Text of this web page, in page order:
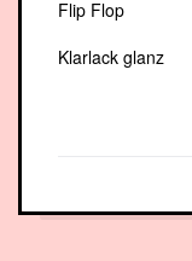
Klarlack glanz